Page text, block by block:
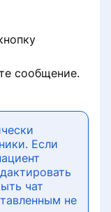
продвижению»
пациентов
с
на странице
при
appointment
Restrictions
paid
с баланса
сообщение.
Если
чат
не